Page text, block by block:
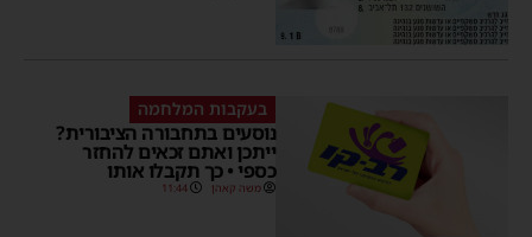
בעקבות המלחמה
נוסעים בתחבורה הציבורית?
ייתכן ואתם זכאים להחזר
כספי • כך תקבלו אותו
משה קאהן 11:44